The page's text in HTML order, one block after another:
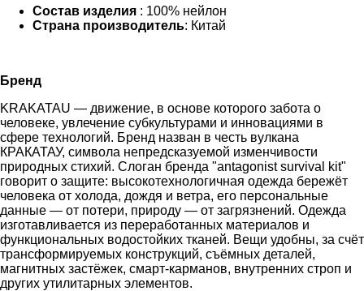
Состав изделия : 100% нейлон
Страна производитель: Китай
Бренд
KRAKATAU — движение, в основе которого забота о
человеке, увлечение субкультурами и инновациями в
сфере технологий. Бренд назван в честь вулкана
КРАКАТАУ, символа непредсказуемой изменчивости
природных стихий. Слоган бренда "antagonist survival kit"
говорит о защите: высокотехнологичная одежда бережёт
человека от холода, дождя и ветра, его персональные
данные — от потери, природу — от загрязнений. Одежда
изготавливается из переработанных материалов и
функциональных водостойких тканей. Вещи удобны, за счёт
трансформируемых конструкций, съёмных деталей,
магнитных застёжек, смарт-карманов, внутренних строп и
других утилитарных элементов.